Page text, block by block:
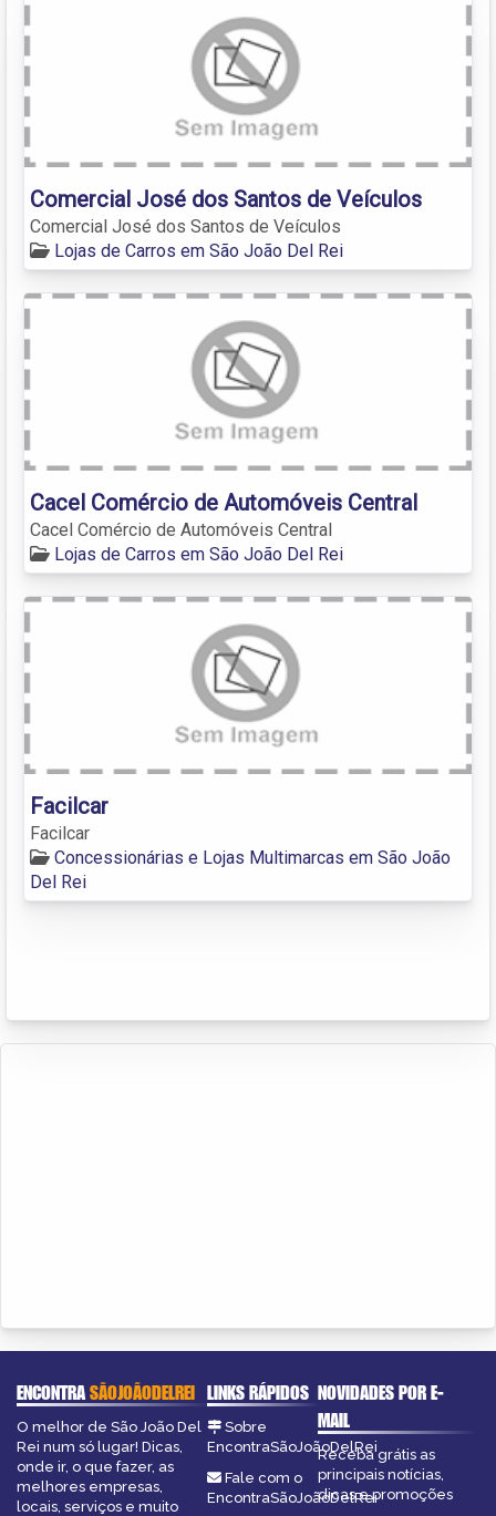
Comercial José dos Santos de Veículos
Comercial José dos Santos de Veículos
Lojas de Carros em São João Del Rei
Cacel Comércio de Automóveis Central
Cacel Comércio de Automóveis Central
Lojas de Carros em São João Del Rei
Facilcar
Facilcar
Concessionárias e Lojas Multimarcas em São João
Del Rei
ENCONTRASÃOJOÃODELREI
O melhor de São João Del
Rei num só lugar! Dicas,
onde ir, o que fazer, as
melhores empresas,
locais, serviços e muito
LINKS RÁPIDOS
Sobre
EncontraSãoJoãoDelRei
Fale com o
EncontraSãoJoãoDelRei
NOVIDADES POR E-
MAIL
Receba grátis as
principais notícias,
dicas e promoções